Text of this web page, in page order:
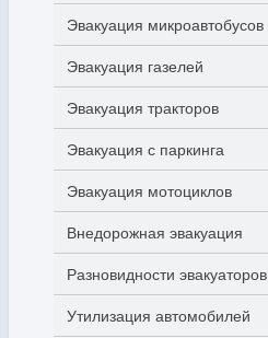
Эвакуация микроавтобусов
Эвакуация газелей
Эвакуация тракторов
Эвакуация с паркинга
Эвакуация мотоциклов
Внедорожная эвакуация
Разновидности эвакуаторов
Утилизация автомобилей